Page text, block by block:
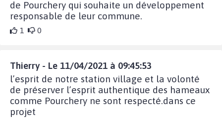
de Pourchery qui souhaite un développement
responsable de leur commune.
1 0
Thierry - Le 11/04/2021 à 09:45:53
l’esprit de notre station village et la volonté
de préserver l’esprit authentique des hameaux
comme Pourchery ne sont respecté.dans ce
projet